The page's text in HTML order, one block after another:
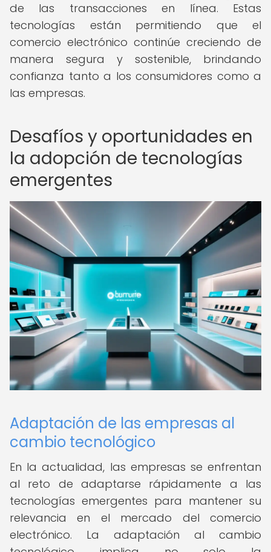
de las transacciones en línea. Estas
tecnologías están permitiendo que el
comercio electrónico continúe creciendo de
manera segura y sostenible, brindando
confianza tanto a los consumidores como a
las empresas.
Desafíos y oportunidades en
la adopción de tecnologías
emergentes
Adaptación de las empresas al
cambio tecnológico
En la actualidad, las empresas se enfrentan
al reto de adaptarse rápidamente a las
tecnologías emergentes para mantener su
relevancia en el mercado del comercio
electrónico. La adaptación al cambio